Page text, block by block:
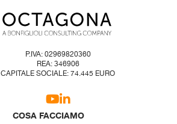
P.IVA: 02969820360
REA: 346906
CAPITALE SOCIALE: 74.445 EURO
COSA FACCIAMO